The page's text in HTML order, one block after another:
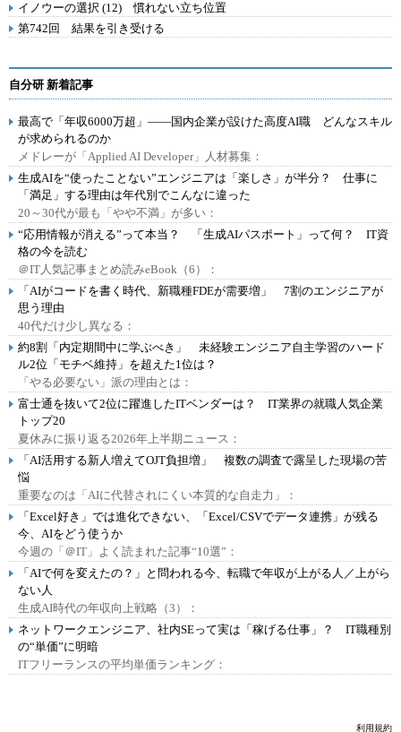
イノウーの選択 (12) 慣れない立ち位置
第742回 結果を引き受ける
自分研 新着記事
最高で「年収6000万超」――国内企業が設けた高度AI職 どんなスキル
が求められるのか
メドレーが「Applied AI Developer」人材募集：
生成AIを“使ったことない”エンジニアは「楽しさ」が半分？ 仕事に
「満足」する理由は年代別でこんなに違った
20～30代が最も「やや不満」が多い：
“応用情報が消える”って本当？ 「生成AIパスポート」って何？ IT資
格の今を読む
＠IT人気記事まとめ読みeBook（6）：
「AIがコードを書く時代、新職種FDEが需要増」 7割のエンジニアが
思う理由
40代だけ少し異なる：
約8割「内定期間中に学ぶべき」 未経験エンジニア自主学習のハード
ル2位「モチベ維持」を超えた1位は？
「やる必要ない」派の理由とは：
富士通を抜いて2位に躍進したITベンダーは？ IT業界の就職人気企業
トップ20
夏休みに振り返る2026年上半期ニュース：
「AI活用する新人増えてOJT負担増」 複数の調査で露呈した現場の苦
悩
重要なのは「AIに代替されにくい本質的な自走力」：
「Excel好き」では進化できない、「Excel/CSVでデータ連携」が残る
今、AIをどう使うか
今週の「＠IT」よく読まれた記事“10選”：
「AIで何を変えたの？」と問われる今、転職で年収が上がる人／上がら
ない人
生成AI時代の年収向上戦略（3）：
ネットワークエンジニア、社内SEって実は「稼げる仕事」？ IT職種別
の“単価”に明暗
ITフリーランスの平均単価ランキング：
利用規約